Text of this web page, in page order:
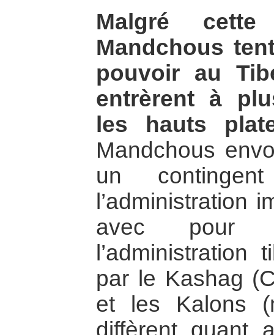
Malgré
Mandchous
pouvoir au
entrèrent à
les hauts
Mandchous
un
l’administration
avec pour
l’administration
par le Kashag
et les Kalons
diffèrent quant